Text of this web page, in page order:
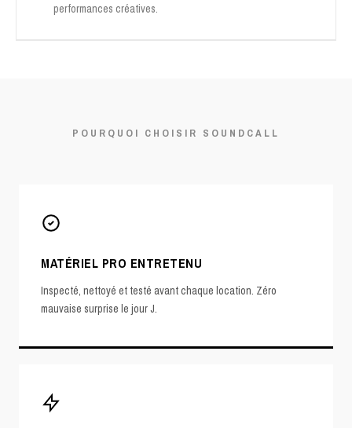
performances créatives.
POURQUOI CHOISIR SOUNDCALL
MATÉRIEL PRO ENTRETENU
Inspecté, nettoyé et testé avant chaque location. Zéro
mauvaise surprise le jour J.